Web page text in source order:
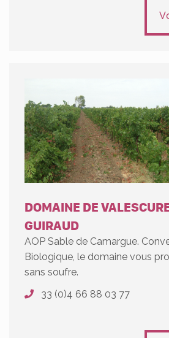
DOMAINE DE
GUIRAUD
AOP Sable de Camargue.
Biologique, le domaine vous
sans soufre.
33 (0)4 66 88 03 77